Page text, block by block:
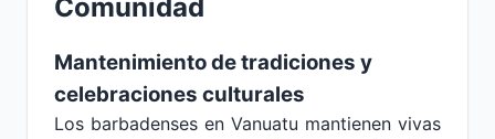
Comunidad
Mantenimiento de tradiciones y
celebraciones culturales
Los barbadenses en Vanuatu mantienen vivas